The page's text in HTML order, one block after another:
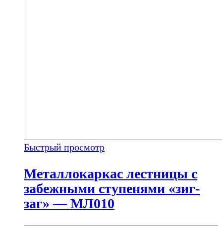
Быстрый просмотр
Металлокаркас лестницы с
забежными ступенями «зиг-
заг» — МЛ010